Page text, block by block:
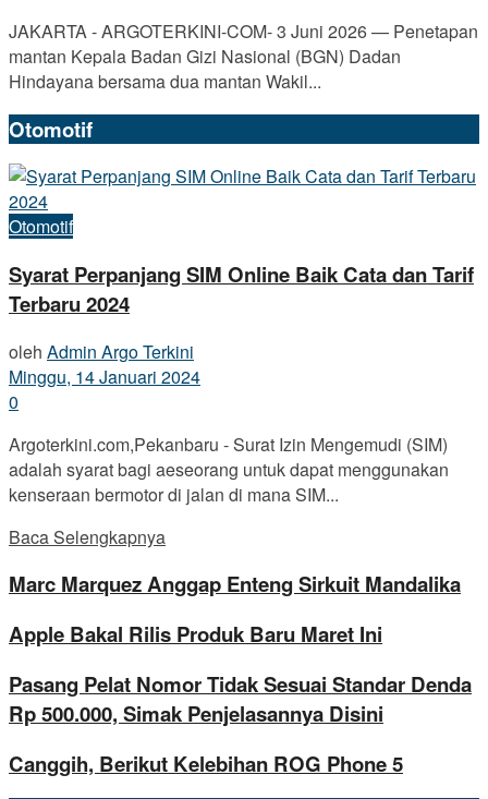
JAKARTA - ARGOTERKINI-COM- 3 Juni 2026 — Penetapan
mantan Kepala Badan Gizi Nasional (BGN) Dadan
Hindayana bersama dua mantan Wakil...
Otomotif
Otomotif
Syarat Perpanjang SIM Online Baik Cata dan Tarif
Terbaru 2024
oleh Admin Argo Terkini
Minggu, 14 Januari 2024
0
Argoterkini.com,Pekanbaru - Surat Izin Mengemudi (SIM)
adalah syarat bagi aeseorang untuk dapat menggunakan
kenseraan bermotor di jalan di mana SIM...
Baca Selengkapnya
Marc Marquez Anggap Enteng Sirkuit Mandalika
Apple Bakal Rilis Produk Baru Maret Ini
Pasang Pelat Nomor Tidak Sesuai Standar Denda
Rp 500.000, Simak Penjelasannya Disini
Canggih, Berikut Kelebihan ROG Phone 5